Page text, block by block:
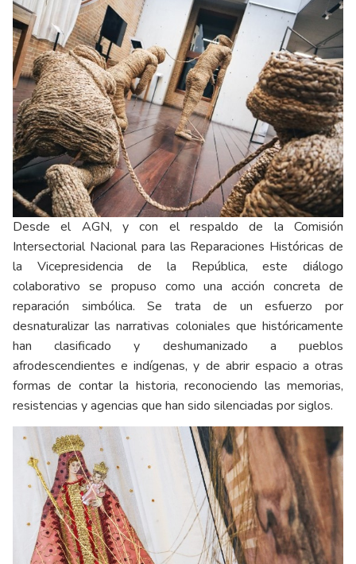
Desde el AGN, y con el respaldo de la Comisión
Intersectorial Nacional para las Reparaciones Históricas de
la Vicepresidencia de la República, este diálogo
colaborativo se propuso como una acción concreta de
reparación simbólica. Se trata de un esfuerzo por
desnaturalizar las narrativas coloniales que históricamente
han clasificado y deshumanizado a pueblos
afrodescendientes e indígenas, y de abrir espacio a otras
formas de contar la historia, reconociendo las memorias,
resistencias y agencias que han sido silenciadas por siglos.